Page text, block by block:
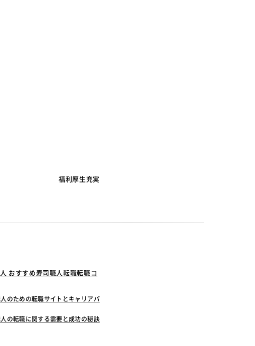
福利厚生充実
おすすめ寿司職人転職転職コ
のための転職サイトとキャリアパ
の転職に関する需要と成功の秘訣